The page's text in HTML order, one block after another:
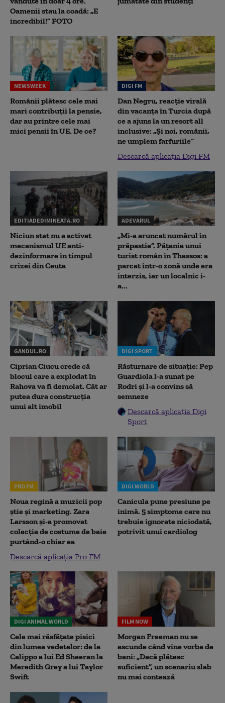
Oamenii stau la coadă: „E
incredibil!” FOTO
NEWSWEEK
Românii plătesc cele mai
mari contribuții la pensie,
dar au printre cele mai
mici pensii în UE. De ce?
DIGI FM
Dan Negru, reacție virală
din vacanța în Turcia după
ce a ajuns la un resort all
inclusive: „Și noi, românii,
ne umplem farfuriile”
Descarcă aplicația Digi FM
EDITIADEDIMINEATA.RO
Niciun stat nu a activat
mecanismul UE anti-
dezinformare în timpul
crizei din Ceuta
ADEVARUL
„Mi-a aruncat numărul în
prăpastie”. Pățania unui
turist român în Thassos: a
parcat într-o zonă unde era
interzis, iar un localnic i-
a...
GANDUL.RO
Ciprian Ciucu crede că
blocul care a explodat în
Rahova va fi demolat. Cât ar
putea dura construcția
unui alt imobil
DIGI SPORT
Răsturnare de situație: Pep
Guardiola l-a sunat pe
Rodri și l-a convins să
semneze
Descarcă aplicația Digi
Sport
PRO FM
Noua regină a muzicii pop
știe și marketing. Zara
Larsson și-a promovat
colecția de costume de baie
purtând-o chiar ea
Descarcă aplicația Pro FM
DIGI WORLD
Canicula pune presiune pe
inimă. 5 simptome care nu
trebuie ignorate niciodată,
potrivit unui cardiolog
DIGI ANIMAL WORLD
Cele mai răsfățate pisici
din lumea vedetelor: de la
Calippo a lui Ed Sheeran la
Meredith Grey a lui Taylor
Swift
FILM NOW
Morgan Freeman nu se
ascunde când vine vorba de
bani: „Dacă plătesc
suficient”, un scenariu slab
nu mai contează